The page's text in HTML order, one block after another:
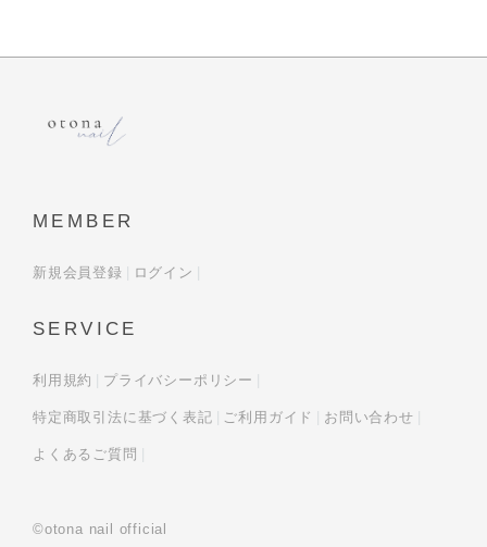
MEMBER
新規会員登録 ログイン
SERVICE
利用規約 プライバシーポリシー
特定商取引法に基づく表記 ご利用ガイド お問い合わせ
よくあるご質問
©otona nail official